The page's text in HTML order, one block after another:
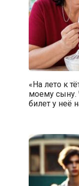
«На лето к
моему сыну.
билет у неё